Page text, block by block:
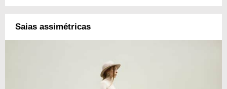
Saias assimétricas